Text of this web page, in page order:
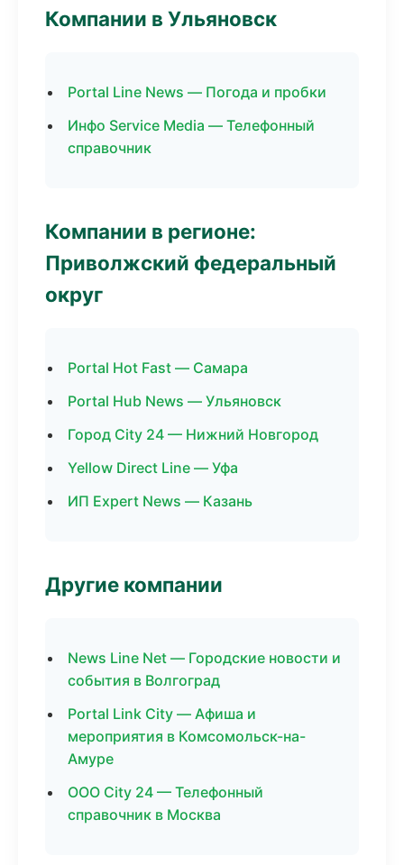
Компании в Ульяновск
Portal Line News — Погода и пробки
Инфо Service Media — Телефонный
справочник
Компании в регионе:
Приволжский федеральный
округ
Portal Hot Fast — Самара
Portal Hub News — Ульяновск
Город City 24 — Нижний Новгород
Yellow Direct Line — Уфа
ИП Expert News — Казань
Другие компании
News Line Net — Городские новости и
события в Волгоград
Portal Link City — Афиша и
мероприятия в Комсомольск-на-
Амуре
ООО City 24 — Телефонный
справочник в Москва